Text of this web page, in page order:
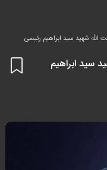
شهید سید ابراهیم رئیسی
سید ابراهیم